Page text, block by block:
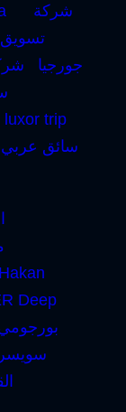
شركة
تسويق
جورجيا
luxor trip
سائق عربي
Hakan
Deep